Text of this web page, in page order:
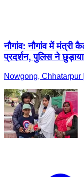
नौगांव: नौगांव में मंत्री
प्रदर्शन, पुलिस ने
Nowgong, Chhatarpur